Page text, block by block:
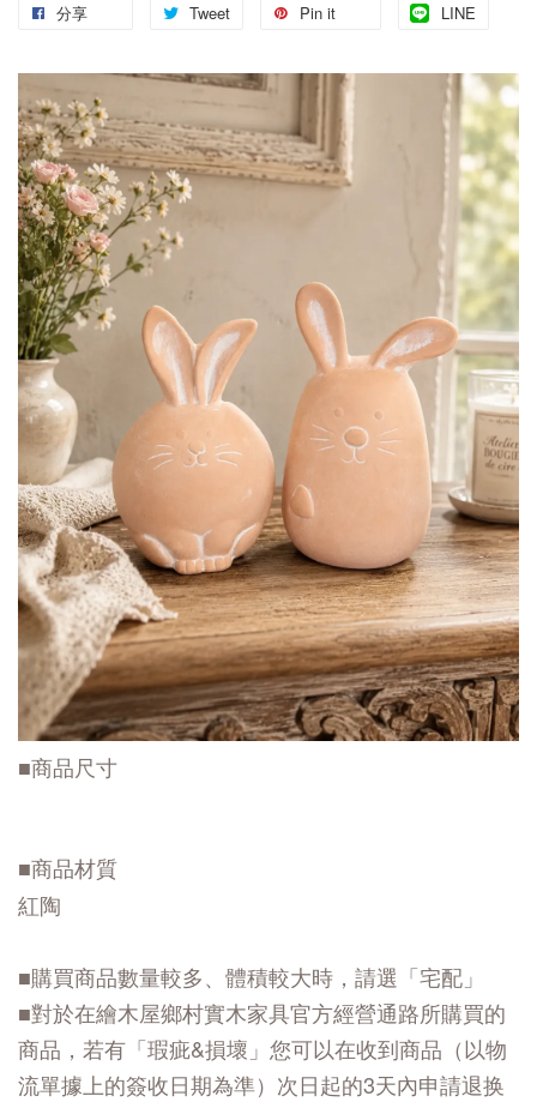
分享 Tweet Pin it LINE
■商品尺寸
■商品材質
紅陶
■購買商品數量較多、體積較大時，請選「宅配」
■對於在繪木屋鄉村實木家具官方經營通路所購買的
商品，若有「瑕疵&損壞」您可以在收到商品（以物
流單據上的簽收日期為準）次日起的3天內申請退换